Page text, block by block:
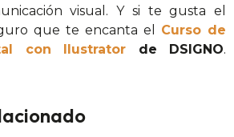
visual. Y si te gusta el
que te encanta el Curso de
con Ilustrator de DSIGNO.